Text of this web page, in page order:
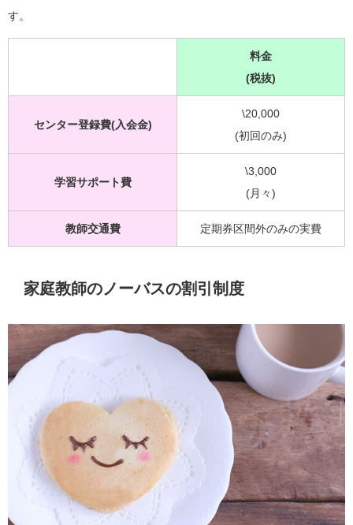
す。
料金
(税抜)
センター登録費(入会金)
\20,000
(初回のみ)
学習サポート費
\3,000
(月々)
教師交通費 定期券区間外のみの実費
家庭教師のノーバスの割引制度